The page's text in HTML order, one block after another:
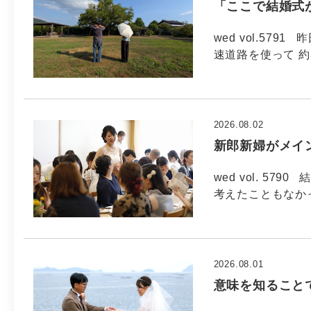
「ここで結婚
wed vol.5791 昨
速道路を使って
新郎新婦がメイ
2026.08.02
wed vol. 5790 結
考えたこともな
意味を知ること
2026.08.01